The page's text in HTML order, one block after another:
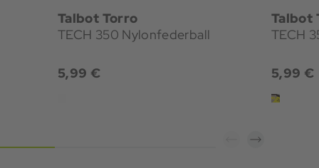
Talbot Torro
TECH 350 Nylonfederball
5,99 €
Talbot
TECH
5,99 €